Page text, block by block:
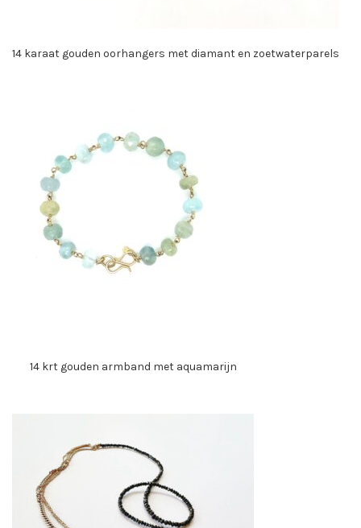
14 karaat gouden oorhangers met diamant en zoetwaterparels
14 krt gouden armband met aquamarijn